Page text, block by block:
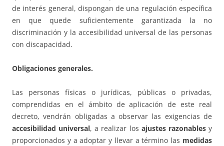
de interés general, dispongan de una regulación específica
en que quede suficientemente garantizada la no
discriminación y la accesibilidad universal de las personas
con discapacidad.
Obligaciones generales.
Las personas físicas o jurídicas, públicas o privadas,
comprendidas en el ámbito de aplicación de este real
decreto, vendrán obligadas a observar las exigencias de
accesibilidad universal, a realizar los ajustes razonablesy
proporcionados y a adoptar y llevar a término las medidas